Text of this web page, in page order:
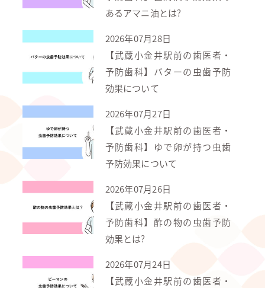
あるアマニ油とは?
2026年07月28日
【武蔵小金井駅前の歯医者・
予防歯科】バターの虫歯予防
効果について
2026年07月27日
【武蔵小金井駅前の歯医者・
予防歯科】ゆで卵が持つ虫歯
予防効果について
2026年07月26日
【武蔵小金井駅前の歯医者・
予防歯科】酢の物の虫歯予防
効果とは?
2026年07月24日
【武蔵小金井駅前の歯医者・